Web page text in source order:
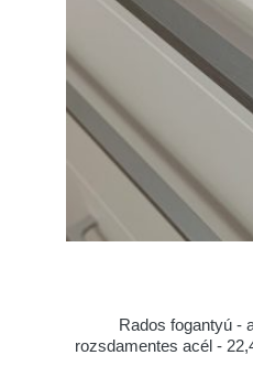
Rados fogantyú -
rozsdamentes acél -